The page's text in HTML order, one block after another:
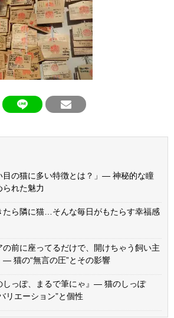
目の猫に多い特徴とは？」— 神秘的な瞳
られた魅力
たら隣に猫…そんな毎日がもたらす幸福感
の前に座ってるだけで、開けちゃう飼い主
— 猫の“無言の圧”とその影響
しっぽ、まるで筆にゃ』— 猫のしっぽ
リエーション”と個性